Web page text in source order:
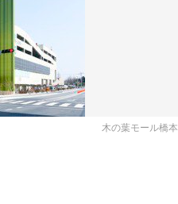
木の葉モール橋本